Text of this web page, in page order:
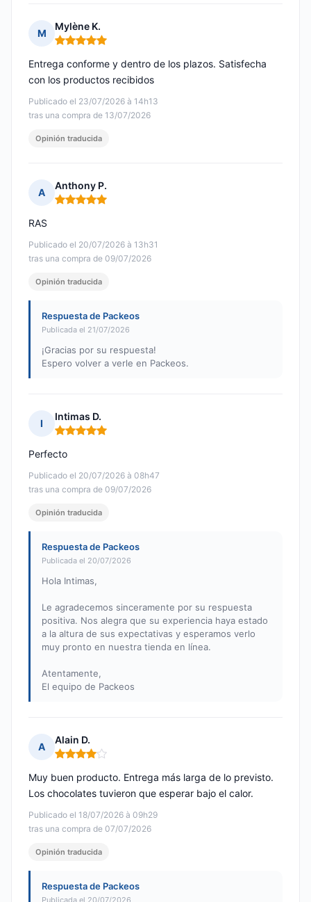
M
Mylène K.
Nota: 5 de 5
Publicado el 23/07/2026 à 14h13
tras una compra de 13/07/2026
Entrega conforme y dentro de los plazos. Satisfecha
con los productos recibidos
Opinión traducida
A
Anthony P.
Nota: 5 de 5
Publicado el 20/07/2026 à 13h31
tras una compra de 09/07/2026
RAS
Opinión traducida
Respuesta de Packeos
Publicada el 21/07/2026
¡Gracias por su respuesta!
Espero volver a verle en Packeos.
I
Intimas D.
Nota: 5 de 5
Publicado el 20/07/2026 à 08h47
tras una compra de 09/07/2026
Perfecto
Opinión traducida
Respuesta de Packeos
Publicada el 20/07/2026
Hola Intimas,
Le agradecemos sinceramente por su respuesta
positiva. Nos alegra que su experiencia haya estado
a la altura de sus expectativas y esperamos verlo
muy pronto en nuestra tienda en línea.
Atentamente,
El equipo de Packeos
A
Alain D.
Nota: 4 de 5
Publicado el 18/07/2026 à 09h29
tras una compra de 07/07/2026
Muy buen producto. Entrega más larga de lo previsto.
Los chocolates tuvieron que esperar bajo el calor.
Opinión traducida
Respuesta de Packeos
Publicada el 20/07/2026